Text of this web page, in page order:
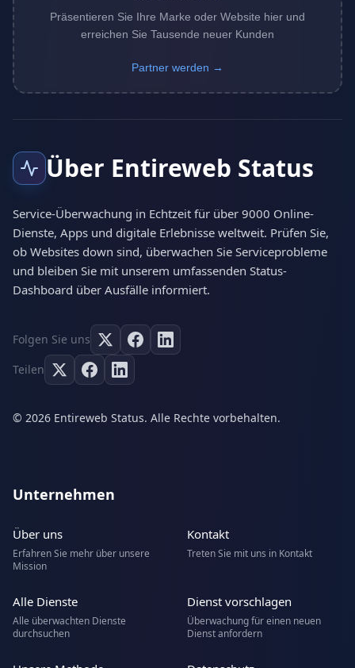
Präsentieren Sie Ihre Marke oder Website hier und
erreichen Sie Tausende neuer Kunden
Partner werden →
Über Entireweb Status
Service-Überwachung in Echtzeit für über 9000 Online-
Dienste, Apps und digitale Erlebnisse weltweit. Prüfen Sie,
ob Websites down sind, überwachen Sie Serviceprobleme
und bleiben Sie mit unserem umfassenden Status-
Dashboard über Ausfälle informiert.
Folgen Sie uns
Teilen
© 2026 Entireweb Status. Alle Rechte vorbehalten.
Unternehmen
Über uns
Erfahren Sie mehr über unsere
Mission
Kontakt
Treten Sie mit uns in Kontakt
Alle Dienste
Alle überwachten Dienste
durchsuchen
Dienst vorschlagen
Überwachung für einen neuen
Dienst anfordern